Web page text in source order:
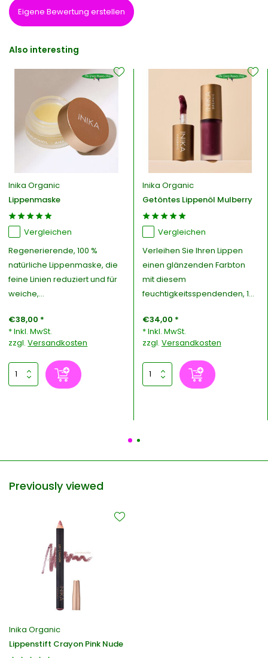
Eigene Bewertung erstellen
Also interesting
Inika Organic
Lippenmaske
Vergleichen
Regenerierende, 100 %
natürliche Lippenmaske, die
feine Linien reduziert und für
weiche,...
€38,00 *
* Inkl. MwSt.
zzgl.Versandkosten
Inika Organic
Getöntes Lippenöl Mulberry
Vergleichen
Verleihen Sie Ihren Lippen
einen glänzenden Farbton
mit diesem
feuchtigkeitsspendenden, 1...
€34,00 *
* Inkl. MwSt.
zzgl. Versandkosten
Previously viewed
Inika Organic
Lippenstift Crayon Pink Nude